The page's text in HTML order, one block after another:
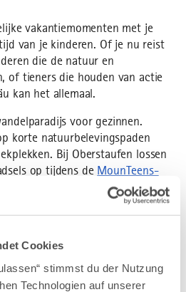
Cookies
stimmst du der Nutzung
Technologien auf unserer
vakantiemomenten met je
van je kinderen. Of je nu reist
die de natuur en
of tieners die houden van actie
kan het allemaal.
voor gezinnen.
korte natuurbelevingspaden
Bij Oberstaufen lossen
op tijdens de MounTeens-
door kloven, over bruggen
brengen je naar
hutten, waar regionale